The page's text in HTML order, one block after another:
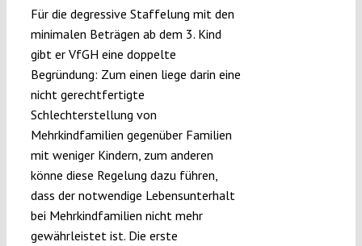
Für die degressive Staffelung mit den
minimalen Beträgen ab dem 3. Kind
gibt er VfGH eine doppelte
Begründung: Zum einen liege darin eine
nicht gerechtfertigte
Schlechterstellung von
Mehrkindfamilien gegenüber Familien
mit weniger Kindern, zum anderen
könne diese Regelung dazu führen,
dass der notwendige Lebensunterhalt
bei Mehrkindfamilien nicht mehr
gewährleistet ist. Die erste